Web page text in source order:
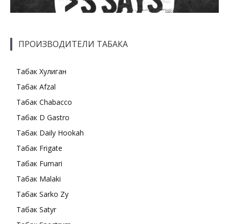
ПРОИЗВОДИТЕЛИ ТАБАКА
Табак Хулиган
Табак Afzal
Табак Chabacco
Табак D Gastro
Табак Daily Hookah
Табак Frigate
Табак Fumari
Табак Malaki
Табак Sarko Zy
Табак Satyr